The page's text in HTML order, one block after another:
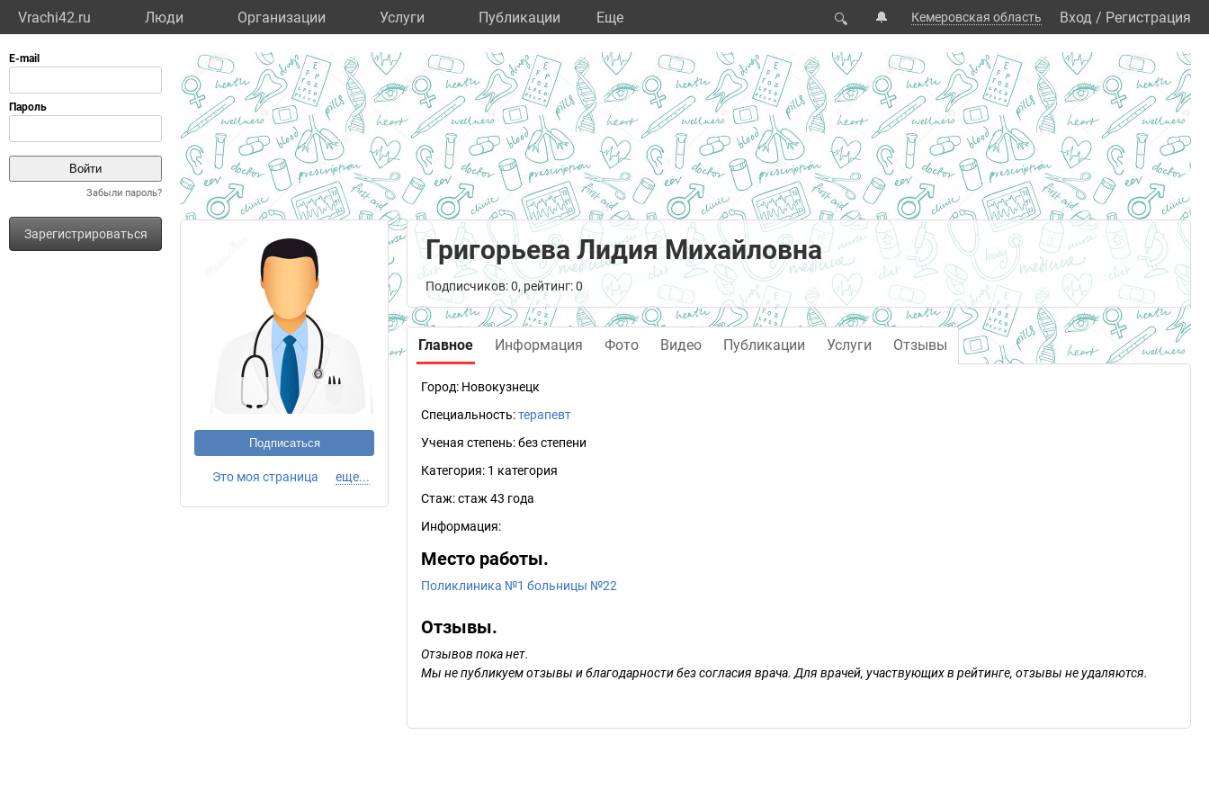
Vrachi42.ru Люди Организации Услуги Публикации Eще 🔍 🔔 Кемеровская область Вход / Регистрация
Забыли пароль?
Зарегистрироваться
Подписаться
Это моя страница еще...
Григорьева Лидия Михайловна
Подписчиков: 0, рейтинг: 0
Главное Информация Фото Видео Публикации Услуги Отзывы
Город: Новокузнецк
Специальность:терапевт
Ученая степень:без степени
Категория: 1 категория
Стаж:стаж 43 года
Информация:
Место работы.
Поликлиника №1 больницы №22
Отзывы.
Отзывов пока нет.
Мы не публикуем отзывы и благодарности без согласия врача. Для врачей, участвующих в рейтинге, отзывы не удаляются.